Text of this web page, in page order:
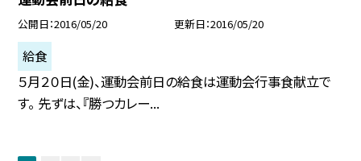
公開日 2016/05/20 更新日 2016/05/20
給食
５月２０日(金)、運動会前日の給食は運動会行事食献立で
す。 先ずは、『勝つカレー...